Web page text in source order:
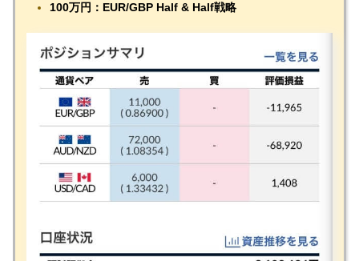
100万円：EUR/GBP Half & Half戦略